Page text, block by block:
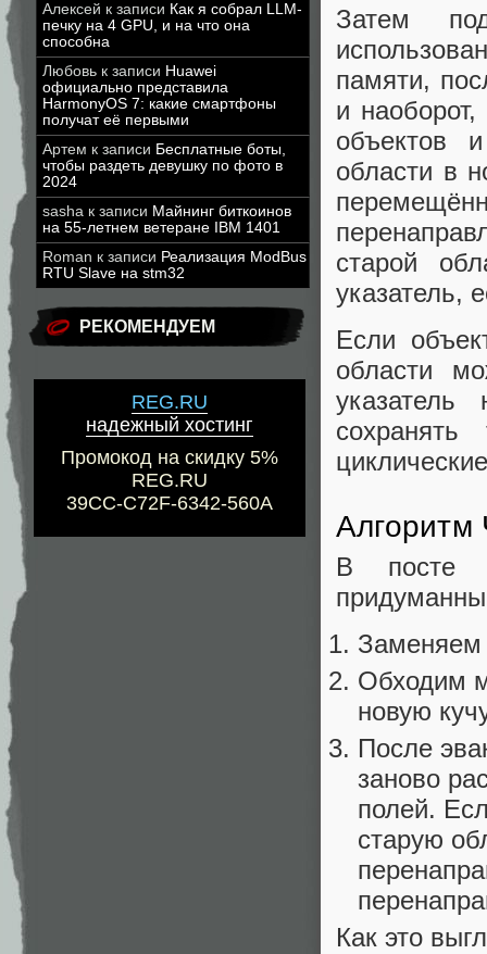
Алексей к записи Как я собрал LLM-
печку на 4 GPU, и на что она
способна
Любовь к записи Huawei
официально представила
HarmonyOS 7: какие смартфоны
получат её первыми
Артем к записи Бесплатные боты,
чтобы раздеть девушку по фото в
2024
sasha к записи Майнинг биткоинов
на 55-летнем ветеране IBM 1401
Roman к записи Реализация ModBus
RTU Slave на stm32
РЕКОМЕНДУЕМ
REG.RU
надежный хостинг
Промокод на скидку 5%
REG.RU
39CC-C72F-6342-560A
Затем
памяти,
и
объектов
области в
старой
указатель,
Если
области
Алгоритм
В посте
Заменяем
Обходим
новую
После
заново
полей.
старую
Как это